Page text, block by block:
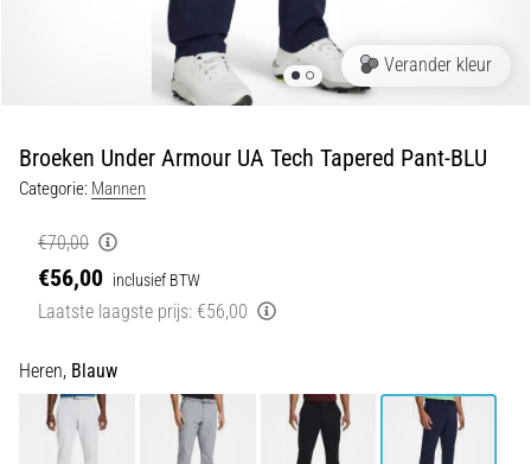
en
hoe
ze
uit?
de
praktijk
test
Verander kleur
Broeken Under Armour UA Tech Tapered Pant-BLU
Categorie: Mannen
€70,00
€56,00 inclusief BTW
Laatste laagste prijs: €56,00
Heren, Blauw